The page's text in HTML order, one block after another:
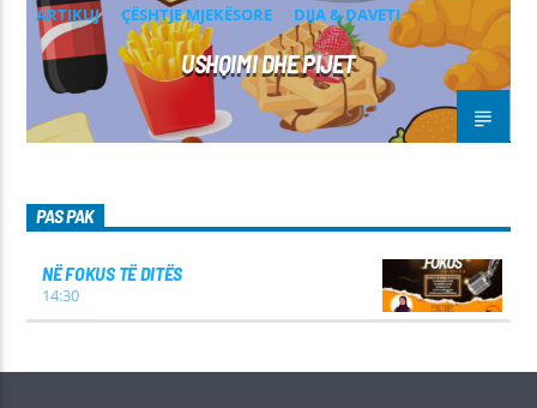
ARTIKUJ ÇËSHTJE MJEKËSORE DIJA & DAVETI
USHQIMI DHE PIJET
PAS PAK
NË FOKUS TË DITËS
14:30